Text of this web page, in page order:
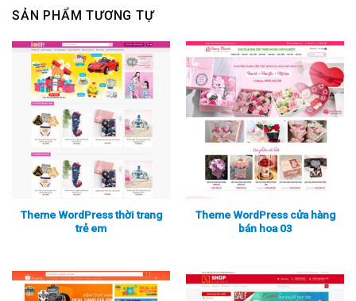
SẢN PHẨM TƯƠNG TỰ
Xem thực tế Xem chi tiết
Theme WordPress thời trang
trẻ em
Xem thực tế Xem chi tiết
Theme WordPress cửa hàng
bán hoa 03